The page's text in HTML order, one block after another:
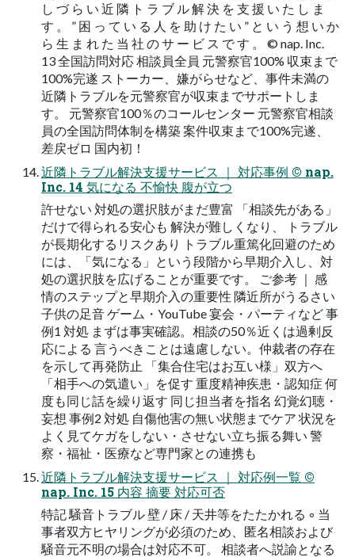
し づ ら い 近 隣 ト ラ ブ ル 解 決 を 支 援 い た し ま
す 。 ” 困 っ て い る 人 を 助 け た い ” と い う 想 い か
ら 生 ま れ た 当 社 の サ ー ビ ス で す 。 © nap. Inc.
13 全国訪問対応 相談員全員 元警察官100% 収束まで
100%完遂 ストーカー、嫌がらせなど、事件未満の
近隣トラブルを元警察官が収束までサポートしま
す。 元警察官100％のコールセンター 元警察官相談
員の全国訪問体制を構築 案件収束まで100%完遂、
差戻ゼロ 国内初！
近隣トラブル解決支援サービス ｜ 対応事例 © nap.
Inc. 14 気になる 不愉快 腹が立つ
許せない 対処の選択肢がまだ豊富 「相談先がある」
だけで得られる安心も 解決が難しくなり、 トラブル
が長期化するリスクあり トラブル重篤化回避のため
には、「気になる」という段階から早期介入し、対
処の選択肢を広げることが重要です。 ご参考 ｜ 感
情のステップと早期介入の重要性 隣近所がうるさい
子供の足音 ゲーム・YouTube 宴会・パーティなど 事
例1 対処 まずは事実確認。相談の50％近くは過剰反
応による 言うべきことは遠慮しない。仲裁者の存在
を示して再発防止 「集合住宅はお互い様」双方へ
「相手への気遣い」を促す 重度精神疾患・認知症 何
度も同じ話を繰り返す 同じ担当者を指名 幻覚幻聴・
妄想 事例2 対処 自傷他害の無い状態までケア 状況を
よく見てケガをしない・させない立ち振る舞い 警
察・福祉・医療など専門家との連携も
近隣トラブル解決支援サービス ｜ 対応例一覧 ©
nap. Inc. 15 内容 摘要 対応可否
特記 騒音トラブル 壁 / 床 / 天井等をたたかれる ◦ 当
事者双方ヒヤリングが必須のため、匿名相談および
騒音元不明の場合は対応不可。 相談者へ説諭となる